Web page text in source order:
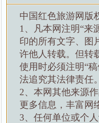
中国红色旅游网版
1、凡本网注明“来
印的所有文字、图
许他人转载。但转
使用时必须注明“
法追究其法律责任。
2、本网其他来源
更多信息，丰富网
3、任何单位或个